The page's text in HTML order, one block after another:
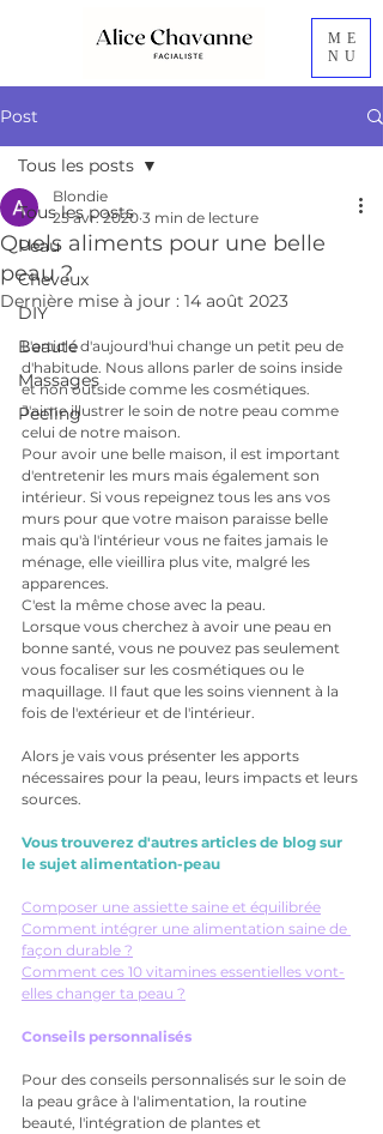
ME
NU
Post
Tous les posts
Peau
Cheveux
DIY
Beauté
Massages
Peeling
Tous les posts
Quels aliments pour une belle
peau ?
Blondie
25 avr. 2020 3 min de lecture
Dernière mise à jour : 14 août 2023
L'article d'aujourd'hui change un petit peu de
d'habitude. Nous allons parler de soins inside
et non outside comme les cosmétiques.
J'aime illustrer le soin de notre peau comme
celui de notre maison.
Pour avoir une belle maison, il est important
d'entretenir les murs mais également son
intérieur. Si vous repeignez tous les ans vos
murs pour que votre maison paraisse belle
mais qu'à l'intérieur vous ne faites jamais le
ménage, elle vieillira plus vite, malgré les
apparences.
C'est la même chose avec la peau.
Lorsque vous cherchez à avoir une peau en
bonne santé, vous ne pouvez pas seulement
vous focaliser sur les cosmétiques ou le
maquillage. Il faut que les soins viennent à la
fois de l'extérieur et de l'intérieur.
Alors je vais vous présenter les apports
nécessaires pour la peau, leurs impacts et leurs
sources.
Vous trouverez d'autres articles de blog sur
le sujet alimentation-peau
Composer une assiette saine et équilibrée
Comment intégrer une alimentation saine de
façon durable ?
Comment ces 10 vitamines essentielles vont-
elles changer ta peau ?
Conseils personnalisés
Pour des conseils personnalisés sur le soin de
la peau grâce à l'alimentation, la routine
beauté, l'intégration de plantes et